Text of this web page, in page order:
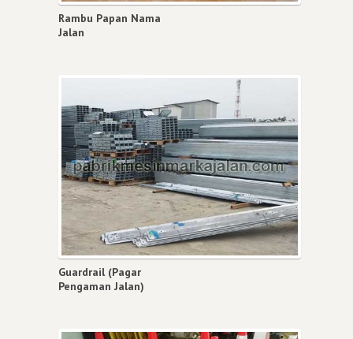
Rambu Papan Nama
Jalan
Guardrail (Pagar
Pengaman Jalan)